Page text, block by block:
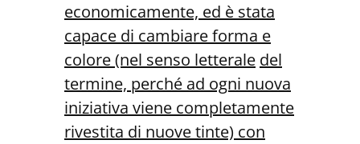
economicamente, ed è stata
capace di cambiare forma e
colore (nel senso letterale del
termine, perché ad ogni nuova
iniziativa viene completamente
rivestita di nuove tinte) con